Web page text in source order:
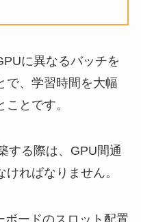
に異なるバッチを
で、学習時間を大幅
とです。
する際は、GPU間通
ればなりません。